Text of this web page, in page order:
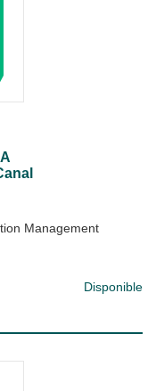
Management
Disponible